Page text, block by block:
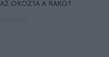
AZ OKOZTA A RÁKOT